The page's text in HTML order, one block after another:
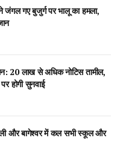
गए बुजुर्ग पर भालू का हमला,
20 लाख से अधिक नोटिस तामील,
होगी सुनवाई
और बागेश्वर में कल सभी स्कूल और